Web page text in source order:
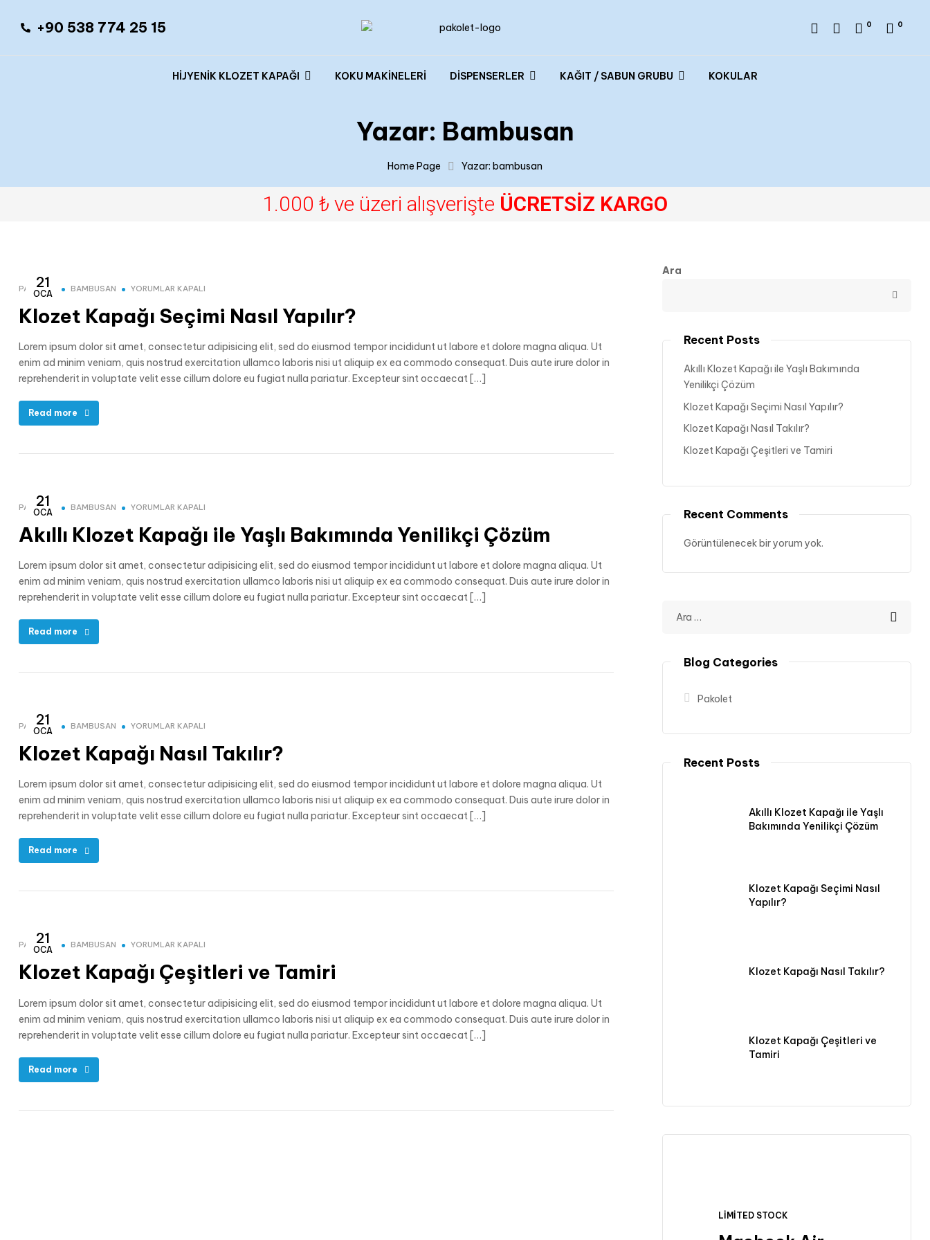
‪+90 538 774 25 15‬ 0 0
HİJYENİK KLOZET KAPAĞI KOKU MAKİNELERİ DİSPENSERLER KAĞIT / SABUN GRUBU KOKULAR
Yazar: Bambusan
Home Page Yazar: bambusan
1.000 ₺ ve üzeri alışverişte ÜCRETSİZ KARGO
21
OCA
PAKOLET BAMBUSAN YORUMLAR KAPALI
Klozet Kapağı Seçimi Nasıl Yapılır?
Lorem ipsum dolor sit amet, consectetur adipisicing elit, sed do eiusmod tempor incididunt ut labore et dolore magna aliqua. Ut
enim ad minim veniam, quis nostrud exercitation ullamco laboris nisi ut aliquip ex ea commodo consequat. Duis aute irure dolor in
reprehenderit in voluptate velit esse cillum dolore eu fugiat nulla pariatur. Excepteur sint occaecat […]
Read more
21
OCA
PAKOLET BAMBUSAN YORUMLAR KAPALI
Akıllı Klozet Kapağı ile Yaşlı Bakımında Yenilikçi Çözüm
Lorem ipsum dolor sit amet, consectetur adipisicing elit, sed do eiusmod tempor incididunt ut labore et dolore magna aliqua. Ut
enim ad minim veniam, quis nostrud exercitation ullamco laboris nisi ut aliquip ex ea commodo consequat. Duis aute irure dolor in
reprehenderit in voluptate velit esse cillum dolore eu fugiat nulla pariatur. Excepteur sint occaecat […]
Read more
21
OCA
PAKOLET BAMBUSAN YORUMLAR KAPALI
Klozet Kapağı Nasıl Takılır?
Lorem ipsum dolor sit amet, consectetur adipisicing elit, sed do eiusmod tempor incididunt ut labore et dolore magna aliqua. Ut
enim ad minim veniam, quis nostrud exercitation ullamco laboris nisi ut aliquip ex ea commodo consequat. Duis aute irure dolor in
reprehenderit in voluptate velit esse cillum dolore eu fugiat nulla pariatur. Excepteur sint occaecat […]
Read more
21
OCA
PAKOLET BAMBUSAN YORUMLAR KAPALI
Klozet Kapağı Çeşitleri ve Tamiri
Lorem ipsum dolor sit amet, consectetur adipisicing elit, sed do eiusmod tempor incididunt ut labore et dolore magna aliqua. Ut
enim ad minim veniam, quis nostrud exercitation ullamco laboris nisi ut aliquip ex ea commodo consequat. Duis aute irure dolor in
reprehenderit in voluptate velit esse cillum dolore eu fugiat nulla pariatur. Excepteur sint occaecat […]
Read more
Ara
Recent Posts
Akıllı Klozet Kapağı ile Yaşlı Bakımında
Yenilikçi Çözüm
Klozet Kapağı Seçimi Nasıl Yapılır?
Klozet Kapağı Nasıl Takılır?
Klozet Kapağı Çeşitleri ve Tamiri
Recent Comments
Görüntülenecek bir yorum yok.
Blog Categories
Pakolet
Recent Posts
Akıllı Klozet Kapağı ile Yaşlı
Bakımında Yenilikçi Çözüm
Klozet Kapağı Seçimi Nasıl
Yapılır?
Klozet Kapağı Nasıl Takılır?
Klozet Kapağı Çeşitleri ve
Tamiri
LIMITED STOCK